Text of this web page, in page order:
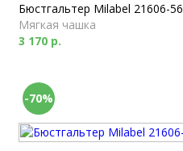
Бюстгальтер Milabel 21606-56
Мягкая чашка
3 170 р.
-70%